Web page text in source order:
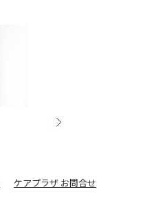
ケアプラザ お問合せ